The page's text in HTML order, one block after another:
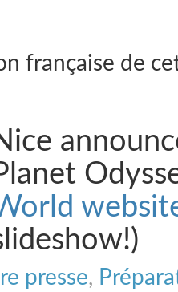
française de
presse,